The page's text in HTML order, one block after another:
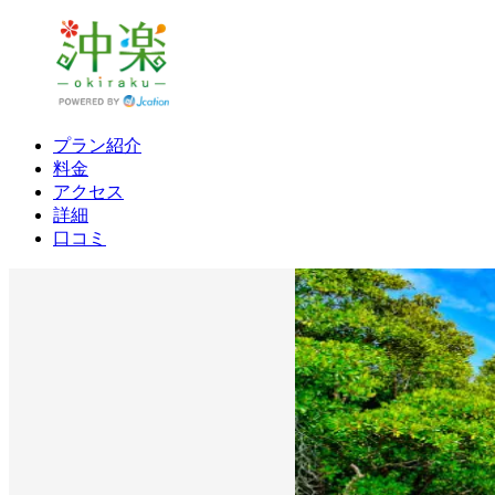
プラン紹介
料金
アクセス
詳細
口コミ